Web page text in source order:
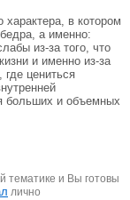
в котором
а именно:
из-за того, что
и именно из-за
цениться
больших и объемных
тематике и Вы готовы
лично